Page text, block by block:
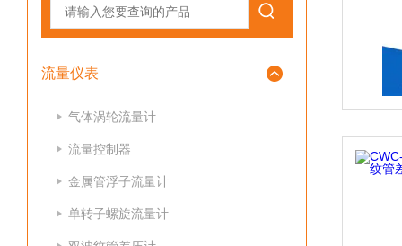
流量仪表
气体涡轮流量计
流量控制器
金属管浮子流量计
单转子螺旋流量计